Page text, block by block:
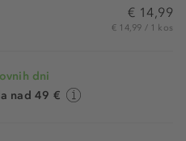
€ 14,99
€ 14,99 / 1 kos
dni
nad 49 €